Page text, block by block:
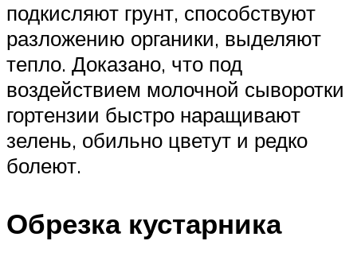
подкисляют грунт, способствуют
разложению органики, выделяют
тепло. Доказано, что под
воздействием молочной сыворотки
гортензии быстро наращивают
зелень, обильно цветут и редко
болеют.
Обрезка кустарника